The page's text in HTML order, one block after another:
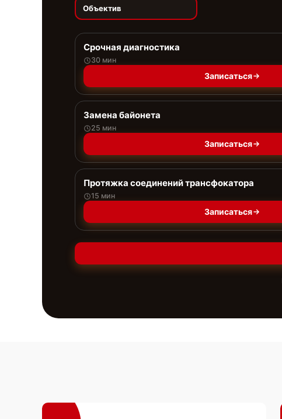
Объектив
Срочная диагностика
30 мин
Записаться
Замена байонета
25 мин
Записаться
Протяжка соединений трансфокатора
15 мин
Записаться